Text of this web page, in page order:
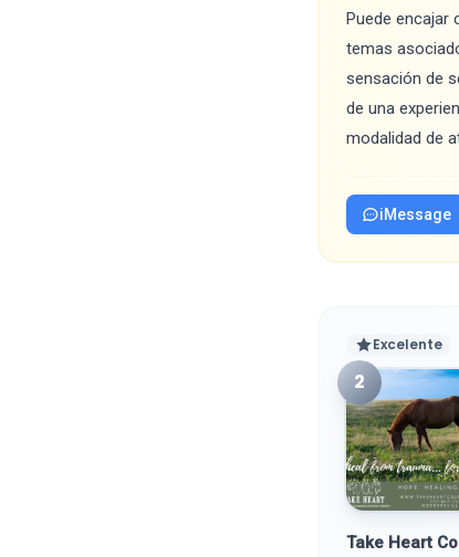
Puede encajar
temas
sensación de
de una
modalidad de
iMessage
Excelente
2
Take Heart